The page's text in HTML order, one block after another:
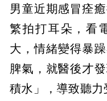
男童近期感冒痊
繁拍打耳朵，看
大，情緒變得暴
脾氣，就醫後才
積水」，導致聽